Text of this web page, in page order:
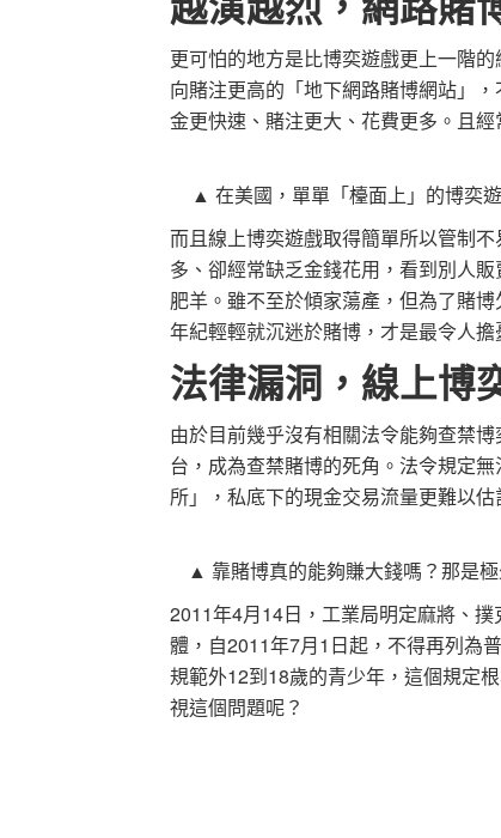
更可怕的地方是比博奕遊戲更上一階
向賭注更高的「地下網路賭博網站」
金更快速、賭注更大、花費更多。且
▲ 在美國，單單「檯面上」的博奕
而且線上博奕遊戲取得簡單所以管制
多、卻經常缺乏金錢花用，看到別人
肥羊。雖不至於傾家蕩產，但為了賭
年紀輕輕就沉迷於賭博，才是最令人擔
法律漏洞，線上博
由於目前幾乎沒有相關法令能夠查禁
台，成為查禁賭博的死角。法令規定
所」，私底下的現金交易流量更難以估
▲ 靠賭博真的能夠賺大錢嗎？那是
2011年4月14日，工業局明定麻將、
體，自2011年7月1日起，不得再列為
規範外12到18歲的青少年，這個規定
視這個問題呢？